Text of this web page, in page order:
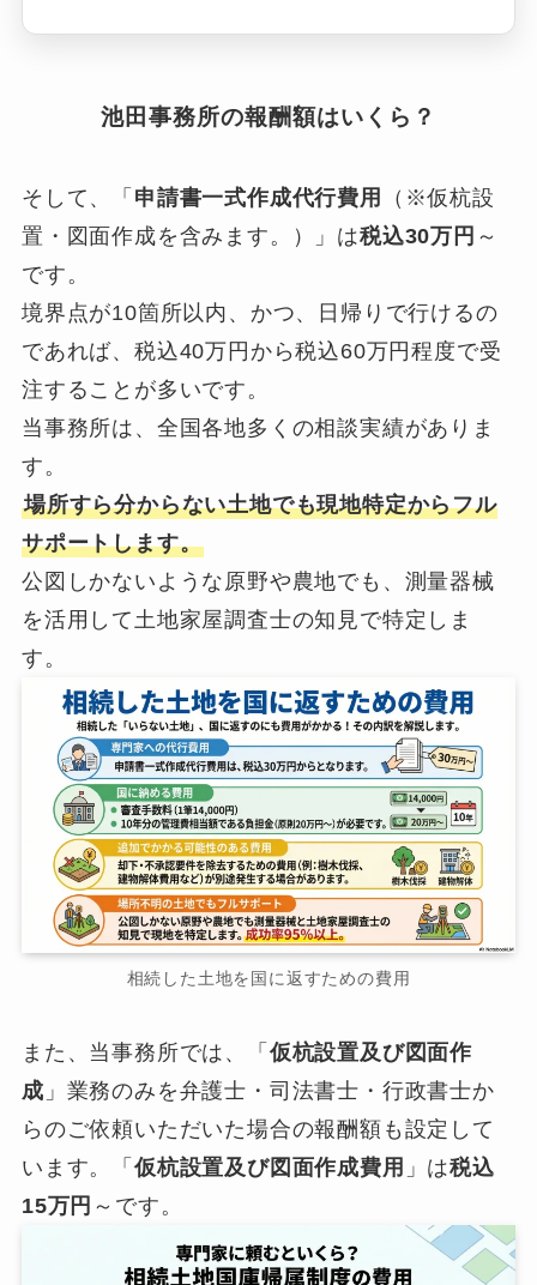
池田事務所の報酬額はいくら？
そして、「 申請書一式作成代行費用
（※仮杭設
置・図面作成を含みます。）」は税込30万円 ～
です。
境界点が10箇所以内、かつ、日帰りで行けるの
であれば、税込40万円から税込60万円程度で受
注することが多いです。
当事務所は、全国各地多くの相談実績がありま
す。
場所すら分からない土地でも現地特定からフル
サポートします。
公図しかないような原野や農地でも、測量器械
を活用して土地家屋調査士の知見で特定しま
す。
相続した土地を国に返すための費用
また、当事務所では、「 仮杭設置及び図面作
成 」業務のみを弁護士・司法書士・行政書士か
らのご依頼いただいた場合の報酬額も設定して
います。「 仮杭設置及び図面作成費用 」は税込
15万円 ～です。